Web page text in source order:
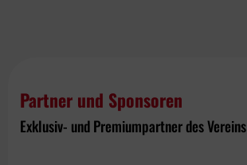
Partner und Sponsoren
Exklusiv- und Premiumpartner des Vereins